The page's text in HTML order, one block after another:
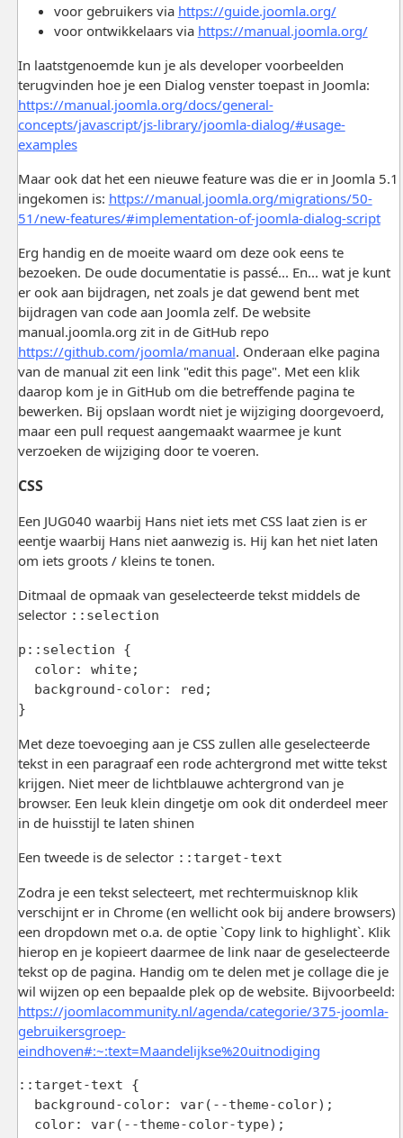
voor gebruikers via https://guide.joomla.org/
voor ontwikkelaars via https://manual.joomla.org/
In laatstgenoemde kun je als developer voorbeelden
terugvinden hoe je een Dialog venster toepast in Joomla:
https://manual.joomla.org/docs/general-
concepts/javascript/js-library/joomla-dialog/#usage-
examples
Maar ook dat het een nieuwe feature was die er in Joomla 5.1
ingekomen is: https://manual.joomla.org/migrations/50-
51/new-features/#implementation-of-joomla-dialog-script
Erg handig en de moeite waard om deze ook eens te
bezoeken. De oude documentatie is passé... En... wat je kunt
er ook aan bijdragen, net zoals je dat gewend bent met
bijdragen van code aan Joomla zelf. De website
manual.joomla.org zit in de GitHub repo
https://github.com/joomla/manual. Onderaan elke pagina
van de manual zit een link "edit this page". Met een klik
daarop kom je in GitHub om die betreffende pagina te
bewerken. Bij opslaan wordt niet je wijziging doorgevoerd,
maar een pull request aangemaakt waarmee je kunt
verzoeken de wijziging door te voeren.
CSS
Een JUG040 waarbij Hans niet iets met CSS laat zien is er
eentje waarbij Hans niet aanwezig is. Hij kan het niet laten
om iets groots / kleins te tonen.
Ditmaal de opmaak van geselecteerde tekst middels de
selector ::selection
p::selection {
  color: white;
  background-color: red;
Met deze toevoeging aan je CSS zullen alle geselecteerde
tekst in een paragraaf een rode achtergrond met witte tekst
krijgen. Niet meer de lichtblauwe achtergrond van je
browser. Een leuk klein dingetje om ook dit onderdeel meer
in de huisstijl te laten shinen
Een tweede is de selector ::target-text
Zodra je een tekst selecteert, met rechtermuisknop klik
verschijnt er in Chrome (en wellicht ook bij andere browsers)
een dropdown met o.a. de optie `Copy link to highlight`. Klik
hierop en je kopieert daarmee de link naar de geselecteerde
tekst op de pagina. Handig om te delen met je collage die je
wil wijzen op een bepaalde plek op de website. Bijvoorbeeld:
https://joomlacommunity.nl/agenda/categorie/375-joomla-
gebruikersgroep-
eindhoven#:~:text=Maandelijkse%20uitnodiging
::target-text {
  background-color: var(--theme-color);
  color: var(--theme-color-type);